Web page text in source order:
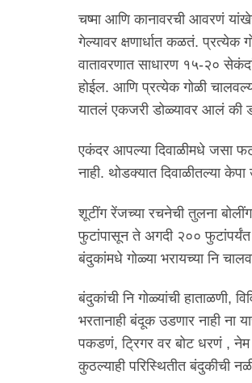
चष्मा आणि कानावरची आवरणं
गेल्यावर क्षणार्धात कळतं.
वातावरणात साधारण १५-२०
होईल. आणि प्रत्येक गोळी
यातलं एकजरी डोळ्यावर आलं की
एकंदर आपल्या दिवाळीमधे जसा
नाही. थोडक्यात दिवाळीतल्या
शूटींग रेंजच्या रचनेची तुलना
फुटांपासून ते अगदी २००
बंदुकांमधे गोळ्या भरायच्या नि
बंदुकांची नि गोळ्यांची हाताळणी,
भरतानाही बंदूक उडणार नाही ना
पकडणं, ट्रिगर वर बोट धरणं ,
कुठल्याही परिस्थितीत बंदुकीची